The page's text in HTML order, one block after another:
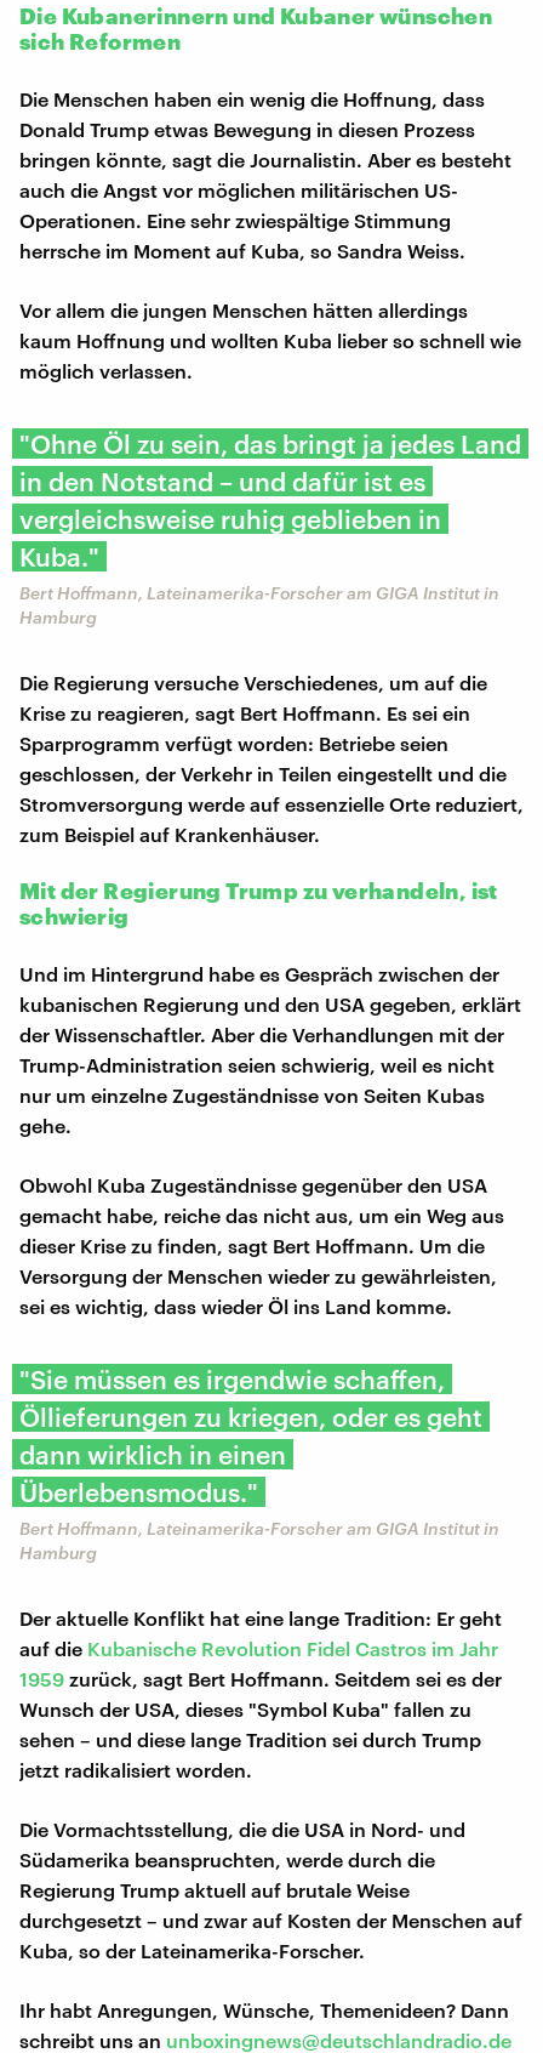
Die Kubanerinnern und Kubaner wünschen
sich Reformen
Die Menschen haben ein wenig die Hoffnung, dass
Donald Trump etwas Bewegung in diesen Prozess
bringen könnte, sagt die Journalistin. Aber es besteht
auch die Angst vor möglichen militärischen US-
Operationen. Eine sehr zwiespältige Stimmung
herrsche im Moment auf Kuba, so Sandra Weiss.
Vor allem die jungen Menschen hätten allerdings
kaum Hoffnung und wollten Kuba lieber so schnell wie
möglich verlassen.
"Ohne Öl zu sein, das bringt ja jedes Land
in den Notstand – und dafür ist es
vergleichsweise ruhig geblieben in
Kuba."
Bert Hoffmann, Lateinamerika-Forscher am GIGA Institut in
Hamburg
Die Regierung versuche Verschiedenes, um auf die
Krise zu reagieren, sagt Bert Hoffmann. Es sei ein
Sparprogramm verfügt worden: Betriebe seien
geschlossen, der Verkehr in Teilen eingestellt und die
Stromversorgung werde auf essenzielle Orte reduziert,
zum Beispiel auf Krankenhäuser.
Mit der Regierung Trump zu verhandeln, ist
schwierig
Und im Hintergrund habe es Gespräch zwischen der
kubanischen Regierung und den USA gegeben, erklärt
der Wissenschaftler. Aber die Verhandlungen mit der
Trump-Administration seien schwierig, weil es nicht
nur um einzelne Zugeständnisse von Seiten Kubas
gehe.
Obwohl Kuba Zugeständnisse gegenüber den USA
gemacht habe, reiche das nicht aus, um ein Weg aus
dieser Krise zu finden, sagt Bert Hoffmann. Um die
Versorgung der Menschen wieder zu gewährleisten,
sei es wichtig, dass wieder Öl ins Land komme.
"Sie müssen es irgendwie schaffen,
Öllieferungen zu kriegen, oder es geht
dann wirklich in einen
Überlebensmodus."
Bert Hoffmann, Lateinamerika-Forscher am GIGA Institut in
Hamburg
Der aktuelle Konflikt hat eine lange Tradition: Er geht
auf die Kubanische Revolution Fidel Castros im Jahr
1959 zurück, sagt Bert Hoffmann. Seitdem sei es der
Wunsch der USA, dieses "Symbol Kuba" fallen zu
sehen – und diese lange Tradition sei durch Trump
jetzt radikalisiert worden.
Die Vormachtsstellung, die die USA in Nord- und
Südamerika beanspruchten, werde durch die
Regierung Trump aktuell auf brutale Weise
durchgesetzt – und zwar auf Kosten der Menschen auf
Kuba, so der Lateinamerika-Forscher.
Ihr habt Anregungen, Wünsche, Themenideen? Dann
schreibt uns an unboxingnews@deutschlandradio.de